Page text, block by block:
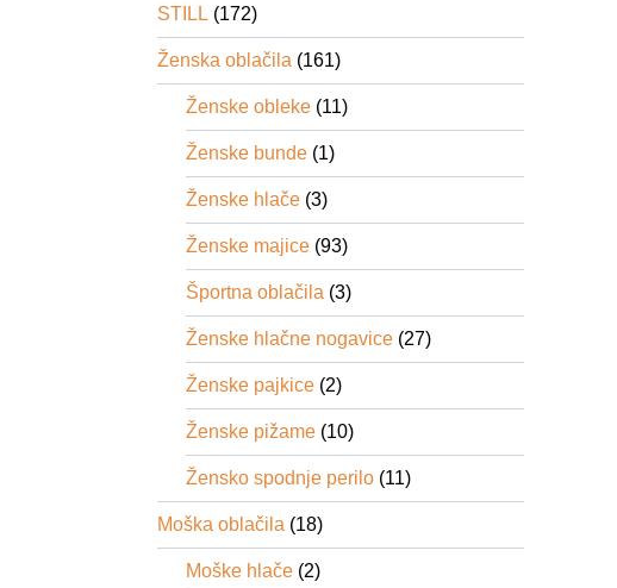
STILL (172)
Ženska oblačila (161)
Ženske obleke (11)
Ženske bunde (1)
Ženske hlače (3)
Ženske majice (93)
Športna oblačila (3)
Ženske hlačne nogavice (27)
Ženske pajkice (2)
Ženske pižame (10)
Žensko spodnje perilo (11)
Moška oblačila (18)
Moške hlače (2)
izberete
strani